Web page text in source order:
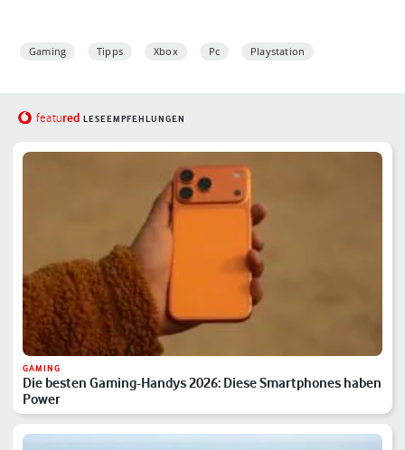
Gaming Tipps Xbox Pc Playstation
featured LESEEMPFEHLUNGEN
GAMING
Die besten Gaming-Handys 2026: Diese Smartphones haben
Power